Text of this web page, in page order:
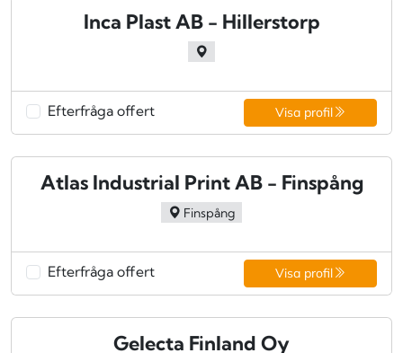
Inca Plast AB - Hillerstorp
Efterfråga offert Visa profil
Atlas Industrial Print AB - Finspång
Finspång
Efterfråga offert Visa profil
Gelecta Finland Oy